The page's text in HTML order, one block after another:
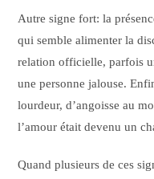
Autre signe fort: la
qui semble alimenter la
relation officielle, parfois
une personne jalouse.
lourdeur, d’angoisse au
l’amour était devenu un
Quand plusieurs de ces